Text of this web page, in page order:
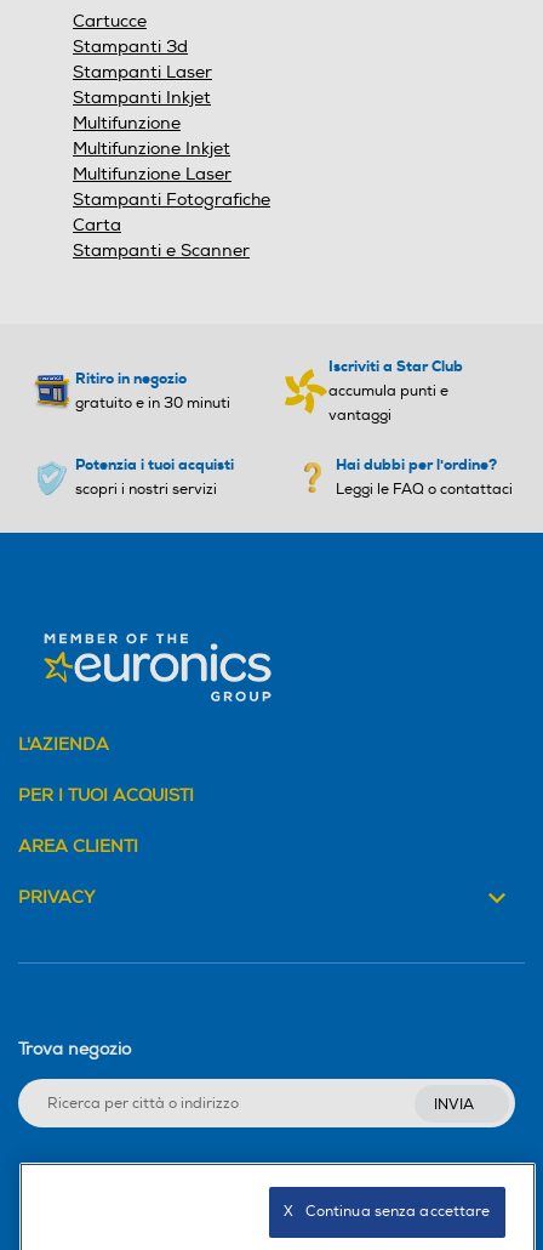
Cartucce
Stampanti 3d
Stampanti Laser
Stampanti Inkjet
Multifunzione
Multifunzione Inkjet
Multifunzione Laser
Stampanti Fotografiche
Carta
Stampanti e Scanner
Ritiro in negozio
gratuito e in 30 minuti
Iscriviti a Star Club
accumula punti e
vantaggi
Potenzia i tuoi acquisti
scopri i nostri servizi
Hai dubbi per l'ordine?
Leggi le FAQ o contattaci
L'AZIENDA
PER I TUOI ACQUISTI
AREA CLIENTI
PRIVACY
Trova negozio
INVIA
X   Continua senza accettare